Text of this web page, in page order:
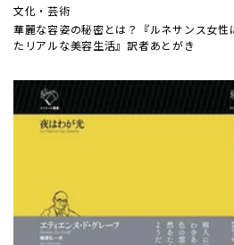
文化・芸術
華麗な容姿の秘密とは？『ルネサンス女性
たリアルな美容生活』訳者あとがき